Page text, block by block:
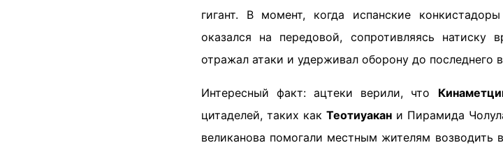
гигант. В момент, когда испанские
оказался на передовой, сопротивляясь
отражал атаки и удерживал оборону до последнего
Интересный факт: ацтеки верили, что
цитаделей, таких как Теотиуакани Пирамида
великанова помогали местным жителям